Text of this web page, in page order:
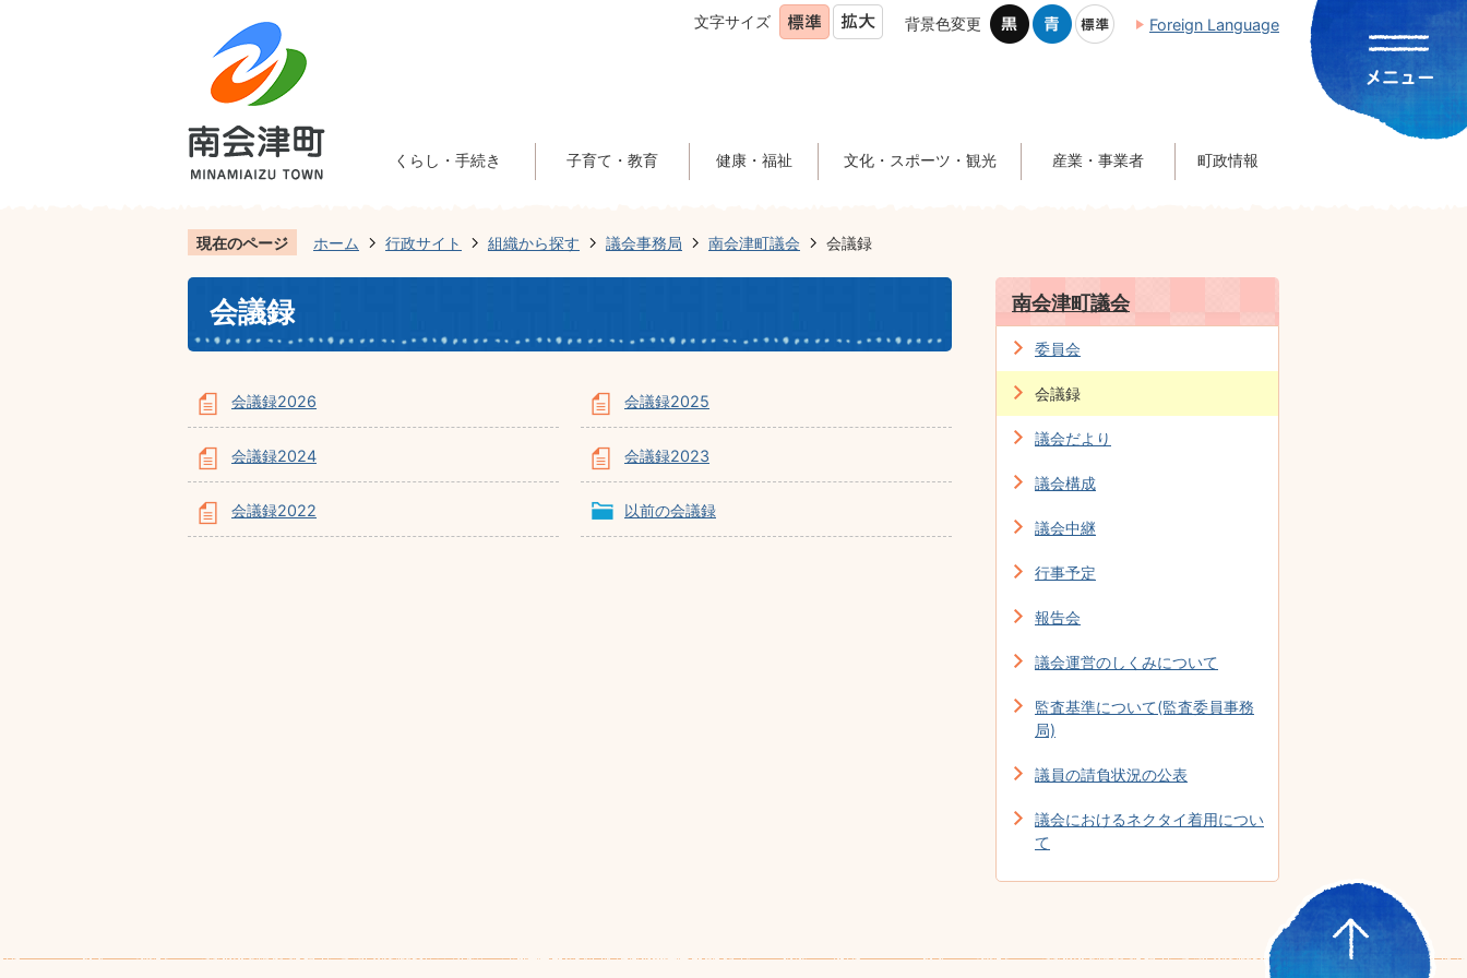
文字サイズ 背景色変更 Foreign Language
くらし・手続き 子育て・教育 健康・福祉 文化・スポーツ・観光 産業・事業者 町政情報
現在のページ ホーム 行政サイト 組織から探す 議会事務局 南会津町議会 会議録
会議録
会議録2026 会議録2025
会議録2024 会議録2023
会議録2022 以前の会議録
南会津町議会
委員会
会議録
議会だより
議会構成
議会中継
行事予定
報告会
議会運営のしくみについて
監査基準について(監査委員事務
局)
議員の請負状況の公表
議会におけるネクタイ着用につい
て